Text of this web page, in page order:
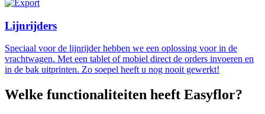
Lijnrijders
Speciaal voor de lijnrijder hebben we een oplossing voor in de
vrachtwagen. Met een tablet of mobiel direct de orders invoeren en
in de bak uitprinten. Zo soepel heeft u nog nooit gewerkt!
Welke functionaliteiten heeft Easyflor?